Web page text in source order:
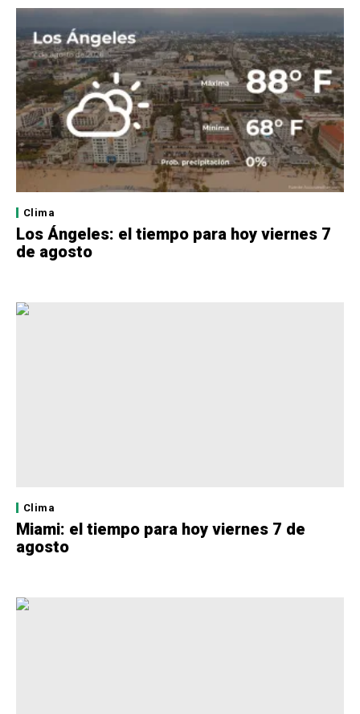
Clima
Los Ángeles: el tiempo para hoy viernes 7
de agosto
Clima
Miami: el tiempo para hoy viernes 7 de
agosto